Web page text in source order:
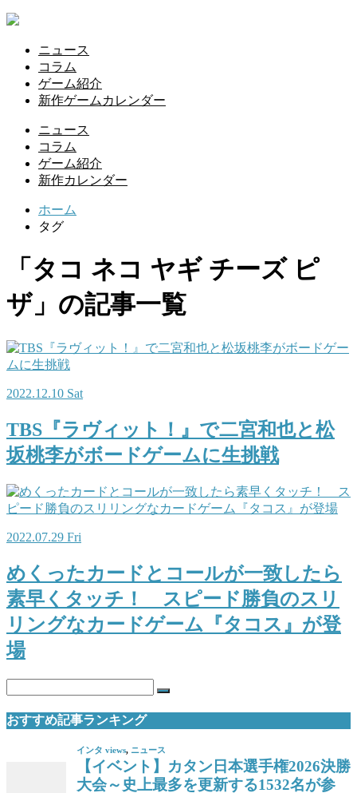
ニュース
コラム
ゲーム紹介
新作ゲームカレンダー
ニュース
コラム
ゲーム紹介
新作カレンダー
ホーム
タグ
「タコ ネコ ヤギ チーズ ピ
ザ」の記事一覧
2022.12.10 Sat
TBS『ラヴィット！』で二宮和也と松
坂桃李がボードゲームに生挑戦
2022.07.29 Fri
めくったカードとコールが一致したら
素早くタッチ！ スピード勝負のスリ
リングなカードゲーム『タコス』が登
場
おすすめ記事ランキング